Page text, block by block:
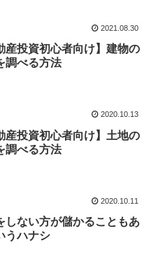
2021.08.30
産投資初心者向け】建物の
調べる方法
2020.10.13
産投資初心者向け】土地の
調べる方法
2020.10.11
しない方が儲かることもあ
うハナシ